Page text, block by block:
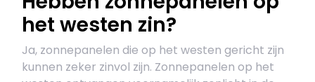
het westen zin?
Ja, zonnepanelen die op het westen gericht zijn
kunnen zeker zinvol zijn. Zonnepanelen op het